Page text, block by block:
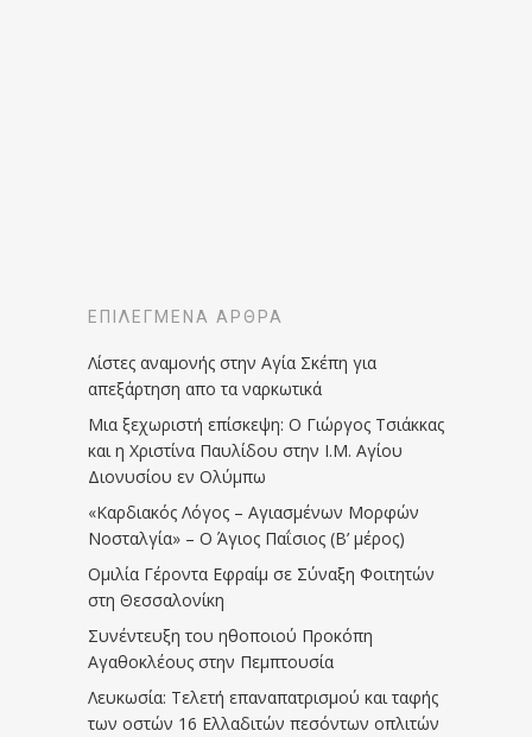
ΕΠΙΛΕΓΜΈΝΑ ΆΡΘΡΑ
Λίστες αναμονής στην Αγία Σκέπη για
απεξάρτηση απο τα ναρκωτικά
Μια ξεχωριστή επίσκεψη: Ο Γιώργος Τσιάκκας
και η Χριστίνα Παυλίδου στην Ι.Μ. Αγίου
Διονυσίου εν Ολύμπω
«Καρδιακός Λόγος – Αγιασμένων Μορφών
Νοσταλγία» – Ο Άγιος Παΐσιος (Β’ μέρος)
Ομιλία Γέροντα Εφραίμ σε Σύναξη Φοιτητών
στη Θεσσαλονίκη
Συνέντευξη του ηθοποιού Προκόπη
Αγαθοκλέους στην Πεμπτουσία
Λευκωσία: Τελετή επαναπατρισμού και ταφής
των οστών 16 Ελλαδιτών πεσόντων οπλιτών